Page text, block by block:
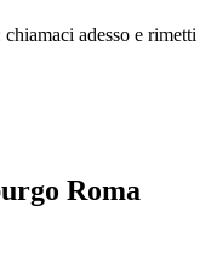
adesso e rimetti
Roma